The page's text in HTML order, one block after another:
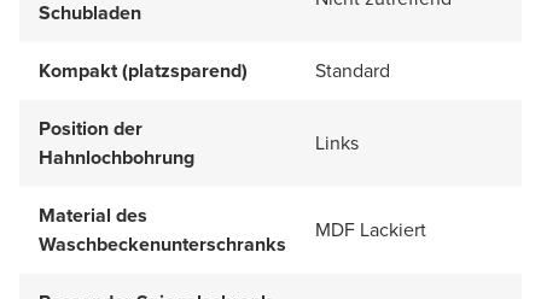
Schubladen
Kompakt (platzsparend) Standard
Position der
Hahnlochbohrung
Links
Material des
Waschbeckenunterschranks
MDF Lackiert